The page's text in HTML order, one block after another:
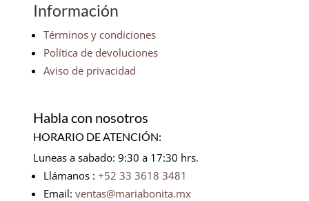
Información
Términos y condiciones
Política de devoluciones
Aviso de privacidad
Habla con nosotros
HORARIO DE ATENCIÓN:
Luneas a sabado: 9:30 a 17:30 hrs.
Llámanos : +52 33 3618 3481
Email: ventas@mariabonita.mx